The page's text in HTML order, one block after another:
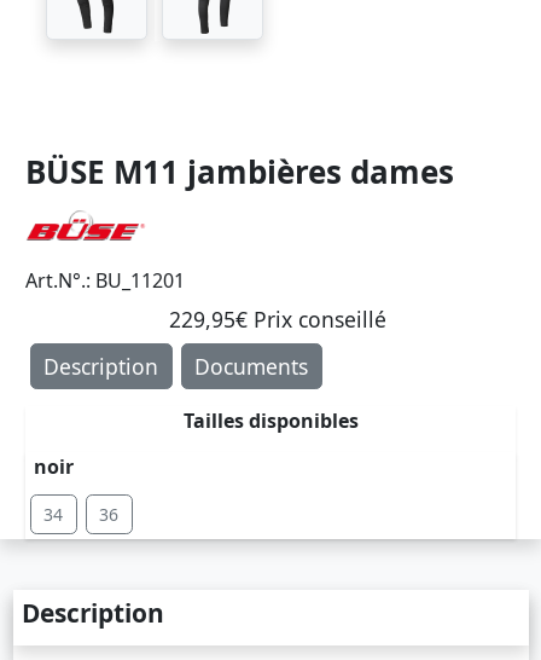
BÜSE M11 jambières dames
Art.N°.: BU_11201
229,95€ Prix ​​conseillé
Description
Documents
Tailles disponibles
noir
34 36
Description